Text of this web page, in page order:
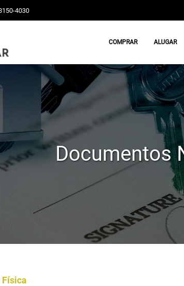
4030
COMPRAR ALUGAR
Documentos
Física